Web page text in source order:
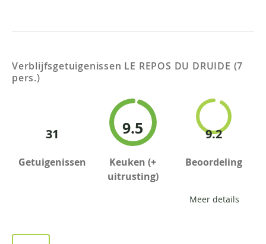
Verblijfsgetuigenissen LE REPOS DU DRUIDE (7
pers.)
31
Getuigenissen
9.5
Keuken (+
uitrusting)
9.2
Beoordeling
Meer details